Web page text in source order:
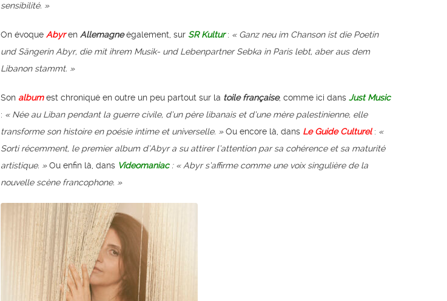
sensibilité. »
On évoqueAbyren Allemagneégalement, sur SR Kultur: « Ganz neu im Chanson ist die Poetin
und Sängerin Abyr, die mit ihrem Musik- und Lebenpartner Sebka in Paris lebt, aber aus dem
Libanon stammt. »
Son albumest chroniqué en outre un peu partout sur la toile française, comme ici dansJust Music
: « Née au Liban pendant la guerre civile, d’un père libanais et d’une mère palestinienne, elle
transforme son histoire en poésie intime et universelle. »Ou encore là, dans Le Guide Culturel: «
Sorti récemment, le premier album d’Abyr a su attirer l’attention par sa cohérence et sa maturité
artistique. »Ou enfin là, dans Videomaniac: « Abyr s’affirme comme une voix singulière de la
nouvelle scène francophone. »